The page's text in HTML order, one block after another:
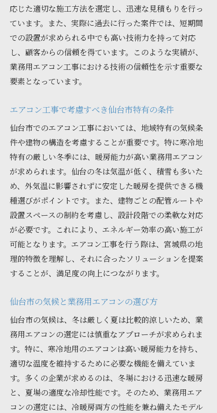
迅速なエアコン工事が可能な仙台市の業者紹介
仙台市で急ぎの工事に対応可能な業者
短期間での工事完了を目指す業者の特徴
スピード対応が評判の業者を選ぶポイント
迅速な対応力が求められる現場例
急ぎの案件に備えるための業者選び
業務用エアコン工事の流れと必要な準備事項
工事の一般的な流れと注意点
事前に準備すべきポイント
現地調査の重要性とその方法
見積もり作成までのステップ
実際の工事に向けた準備と確認
工事完了後のチェックリスト
仙台市でのエアコン工事で知っておくべきこと
仙台市特有のエアコン工事事情
地域の条例や規制を把握する
仙台市での工事における注意点
地元での工事事例から学ぶポイント
仙台市でのエアコン工事のトレンド
業務用エアコン工事の成功事例とその秘訣
成功事例から学ぶエアコン工事のポイント
仙台市での具体的な成功事例紹介
失敗を防ぐための注意点と改善策
応じた適切な施工方法を選定し、迅速な見積もりを行っ
ています。また、実際に過去に行った案件では、短期間
での設置が求められる中でも高い技術力を持って対応
し、顧客からの信頼を得ています。このような実績が、
業務用エアコン工事における技術の信頼性を示す重要な
要素となっています。
エアコン工事で考慮すべき仙台市特有の条件
仙台市でのエアコン工事においては、地域特有の気候条
件や建物の構造を考慮することが重要です。特に寒冷地
特有の厳しい冬季には、暖房能力が高い業務用エアコン
が求められます。仙台の冬は気温が低く、積雪も多いた
め、外気温に影響されずに安定した暖房を提供できる機
種選びがポイントです。また、建物ごとの配管ルートや
設置スペースの制約を考慮し、設計段階での柔軟な対応
が必要です。これにより、エネルギー効率の高い施工が
可能となります。エアコン工事を行う際は、宮城県の地
理的特徴を理解し、それに合ったソリューションを提案
することが、満足度の向上につながります。
仙台市の気候と業務用エアコンの選び方
仙台市の気候は、冬は厳しく夏は比較的涼しいため、業
務用エアコンの選定には慎重なアプローチが求められま
す。特に、寒冷地用のエアコンは高い暖房能力を持ち、
適切な温度を維持するために必要な機能を備えていま
す。多くの企業が求めるのは、冬場における迅速な暖房
と、夏場の適度な冷却性能です。そのため、業務用エア
コンの選定には、冷暖房両方の性能を兼ね備えたモデル